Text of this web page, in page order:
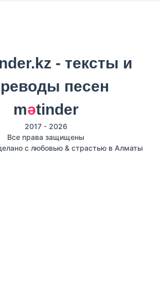
mәtinder
2017 - 2026
Все права защищены
с любовью & страстью в Алматы